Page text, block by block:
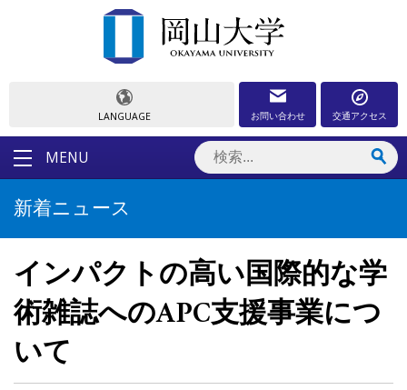
LANGUAGE お問い合わせ 交通アクセス
MENU
新着ニュース
インパクトの高い国際的な学
術雑誌へのAPC支援事業につ
いて